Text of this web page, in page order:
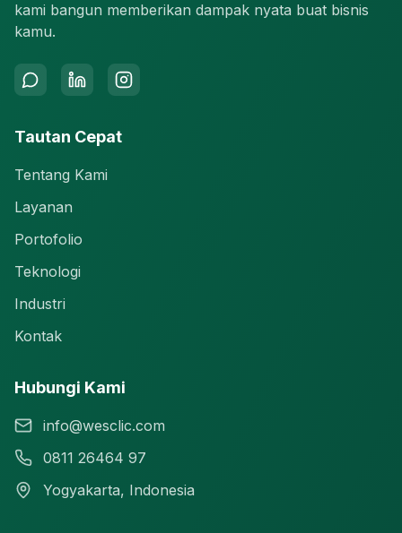
kami bangun memberikan dampak nyata buat bisnis
kamu.
Tautan Cepat
Tentang Kami
Layanan
Portofolio
Teknologi
Industri
Kontak
Hubungi Kami
info@wesclic.com
0811 26464 97
Yogyakarta, Indonesia